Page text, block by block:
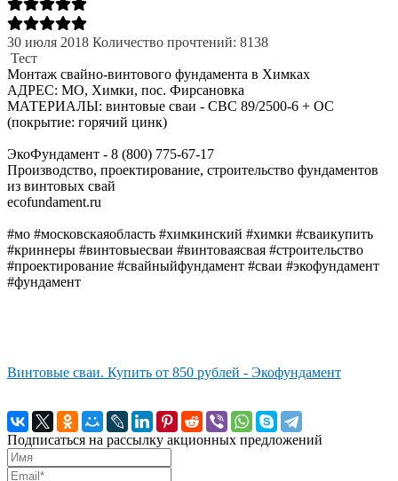
30 июля 2018 Количество прочтений: 8138
Тест
Монтаж свайно-винтового фундамента в Химках
АДРЕС: МО, Химки, пос. Фирсановка
МАТЕРИАЛЫ: винтовые сваи - СВС 89/2500-6 + ОС
(покрытие: горячий цинк)
ЭкоФундамент - 8 (800) 775-67-17
Производство, проектирование, строительство фундаментов
из винтовых свай
ecofundament.ru
#мо #московскаяобласть #химкинский #химки #сваикупить
#криннеры #винтовыесваи #винтоваясвая #строительство
#проектирование #свайныйфундамент #сваи #экофундамент
#фундамент
Винтовые сваи. Купить от 850 рублей - Экофундамент
Подписаться на рассылку акционных предложений